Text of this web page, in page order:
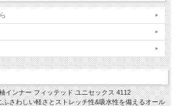
インナー フィッテッド ユニセックス 4112
さわしい軽さとストレッチ性&吸水性を備えるオール